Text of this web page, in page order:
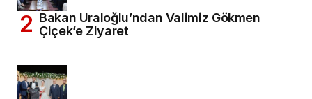
Bakan Uraloğlu’ndan Valimiz Gökmen
Çiçek’e Ziyaret